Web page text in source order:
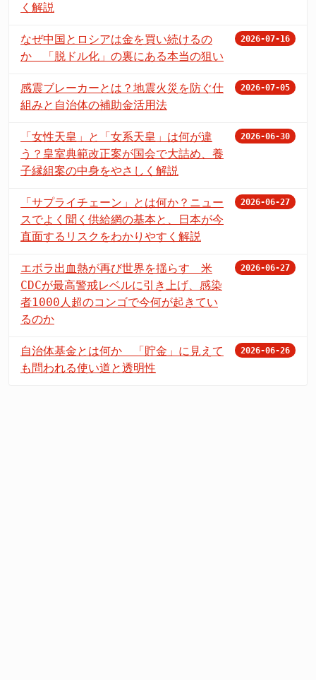
く解説
なぜ中国とロシアは金を買い続けるの
か 「脱ドル化」の裏にある本当の狙い
2026-07-16
感震ブレーカーとは？地震火災を防ぐ仕
組みと自治体の補助金活用法
2026-07-05
「女性天皇」と「女系天皇」は何が違
う？皇室典範改正案が国会で大詰め、養
子縁組案の中身をやさしく解説
2026-06-30
「サプライチェーン」とは何か？ニュー
スでよく聞く供給網の基本と、日本が今
直面するリスクをわかりやすく解説
2026-06-27
エボラ出血熱が再び世界を揺らす 米
CDCが最高警戒レベルに引き上げ、感染
者1000人超のコンゴで今何が起きてい
るのか
2026-06-27
自治体基金とは何か 「貯金」に見えて
も問われる使い道と透明性
2026-06-26